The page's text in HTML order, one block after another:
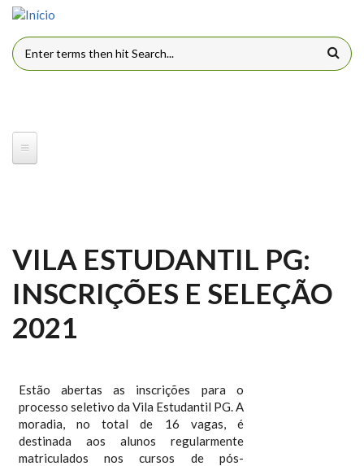
Pular para o conteúdo principal
FORMULÁRIO DE BUSCA
VILA ESTUDANTIL PG:
INSCRIÇÕES E SELEÇÃO
2021
Estão abertas as inscrições para o
processo seletivo da Vila Estudantil PG. A
moradia, no total de 16 vagas, é
destinada aos alunos regularmente
matriculados nos cursos de pós-